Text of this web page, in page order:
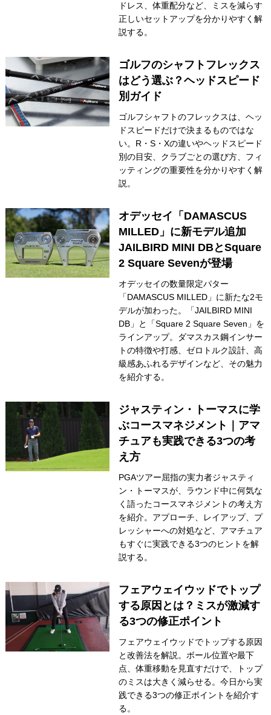
ドレス、体重配分など、ミスを減らす
正しいセットアップを分かりやすく解
説する。
ゴルフのシャフトフレックス
はどう選ぶ？ヘッドスピード
別ガイド
ゴルフシャフトのフレックスは、ヘッ
ドスピードだけで決まるものではな
い。R・S・Xの違いやヘッドスピード
別の目安、クラブごとの選び方、フィ
ッティングの重要性を分かりやすく解
説。
オデッセイ「DAMASCUS
MILLED」に新モデル追加
JAILBIRD MINI DBとSquare
2 Square Sevenが登場
オデッセイの数量限定パター
「DAMASCUS MILLED」に新たな2モ
デルが加わった。「JAILBIRD MINI
DB」と「Square 2 Square Seven」を
ラインアップ。ダマスカス鋼インサー
トの特徴や打感、ゼロトルク設計、高
級感あふれるデザインなど、その魅力
を紹介する。
ジャスティン・トーマスに学
ぶコースマネジメント｜アマ
チュアも実践できる3つの考
え方
PGAツアー屈指の実力者ジャスティ
ン・トーマスが、ラウンド中に何気な
く語ったコースマネジメントの考え方
を紹介。アプローチ、レイアップ、プ
レッシャーへの対処など、アマチュア
もすぐに実践できる3つのヒントを解
説する。
フェアウェイウッドでトップ
する原因とは？ミスが激減す
る3つの修正ポイント
フェアウェイウッドでトップする原因
と改善法を解説。ボール位置や最下
点、体重移動を見直すだけで、トップ
のミスは大きく減らせる。今日から実
践できる3つの修正ポイントを紹介す
る。